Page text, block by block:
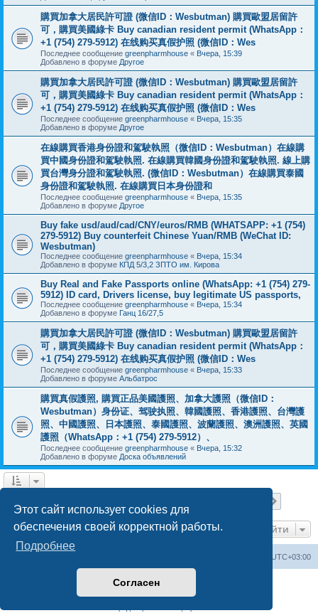
Этот сайт использует cookies для
обеспечения своей корректной работы.
Подробнее
Согласен
購買加拿大居民許可證 (微信ID：Wesbutman) 購買歐盟居留許
可，購買美國綠卡 Buy canadian resident permit (WhatsApp：
+1 (754) 279-5912) 在线购买真假护照 (微信ID：Wes
Последнее сообщение greenpharmhouse « Вчера, 15:39
Добавлено в форуме Другое
購買加拿大居民許可證 (微信ID：Wesbutman) 購買歐盟居留許
可，購買美國綠卡 Buy canadian resident permit (WhatsApp：
+1 (754) 279-5912) 在线购买真假护照 (微信ID：Wes
Последнее сообщение greenpharmhouse « Вчера, 15:35
Добавлено в форуме Другое
在線購買香港身份證和駕駛執照（微信ID：Wesbutman）在線購
買中國身份證和駕駛執照. 在線購買韓國身份證和駕駛執照. 線上購
買台灣身分證和駕駛執照. (微信ID：Wesbutman）在線購買泰國
身份證和駕駛執照. 在線購買日本身份證和
Последнее сообщение greenpharmhouse « Вчера, 15:35
Добавлено в форуме Другое
Buy fake usd/aud/cad/CNY/euros/RMB (WHATSAPP: +1 (754)
279-5912) Buy counterfeit Chinese Yuan/RMB (WeChat ID:
Wesbutman)
Последнее сообщение greenpharmhouse « Вчера, 15:34
Добавлено в форуме КПД 5/3,2 ЗПТО им. Кирова
Buy Real and Fake Passports online (WhatsApp: +1 (754) 279-
5912) ID card, Drivers license, buy legitimate US passports,
Последнее сообщение greenpharmhouse « Вчера, 15:34
Добавлено в форуме Ганц 16/27,5
購買加拿大居民許可證 (微信ID：Wesbutman) 購買歐盟居留許
可，購買美國綠卡 Buy canadian resident permit (WhatsApp：
+1 (754) 279-5912) 在线购买真假护照 (微信ID：Wes
Последнее сообщение greenpharmhouse « Вчера, 15:33
Добавлено в форуме Альбатрос
購買真假護照, 購買正品美國護照、加拿大護照（微信ID：
Wesbutman）身份证、驾驶执照、韓國護照、香港護照、台灣護
照、中國護照、日本護照、泰國護照、波蘭護照、澳洲護照、英國
護照（WhatsApp：+1 (754) 279-5912）、
Последнее сообщение greenpharmhouse « Вчера, 15:32
Добавлено в форуме Доска объявлений
Перейти
UTC+03:00
Создано на основеphpBB® Forum Software © phpBB Limited
Русская поддержка phpBB